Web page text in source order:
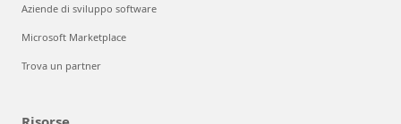
Aziende di sviluppo software
Microsoft Marketplace
Trova un partner